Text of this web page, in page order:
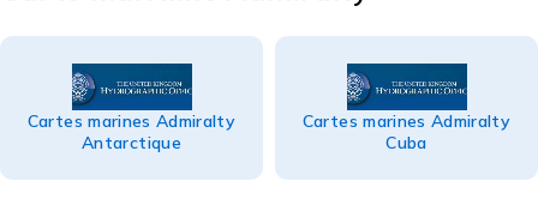
Cartes marines Admiralty
Antarctique
Cartes marines Admiralty
Cuba